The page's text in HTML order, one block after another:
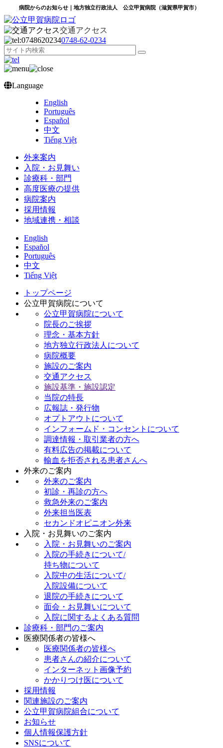
病院からのお知らせ｜地方独立行政法人 公立甲賀病院（滋賀県甲賀市）
交通アクセス
0748‐62‐0234
Language
English
Português
Español
中文
Tiếng Việt
外来案内
入院・お見舞い
診療科・部門
高度医療の提供
病院案内
採用情報
地域連携・相談
English
Español
Português
中文
Tiếng Việt
トップページ
公立甲賀病院について
公立甲賀病院について
院長のご挨拶
理念・基本方針
地方独立行政法人について
病院概要
施設のご案内
交通アクセス
施設基準・施設認定
当院の特長
広報誌・発行物
オプトアウトについて
インフォームド・コンセントについて
調達情報・取引業者の方へ
有料広告の掲載について
輸血を拒否される患者さんへ
外来のご案内
外来のご案内
初診・再診の方へ
救急外来のご案内
外来担当医表
セカンドオピニオン外来
入院・お見舞いのご案内
入院・お見舞いのご案内
入院の手続きについて/
持ち物について
入院中の生活について/
入院設備について
退院の手続きについて
面会・お見舞いについて
入院に関するよくある質問
診療科・部門のご案内
医療関係者の皆様へ
医療関係者の皆様へ
患者さんの紹介について
インターネット画像予約
かかりつけ医について
採用情報
関連施設のご案内
公立甲賀病院組合について
お知らせ
個人情報保護方針
SNSについて